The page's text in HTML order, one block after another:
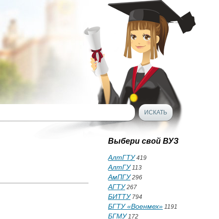
Выбери свой ВУЗ
АлтГТУ419
АлтГУ113
АмПГУ296
АГТУ267
БИТТУ794
БГТУ «Военмех» 1191
БГМУ172